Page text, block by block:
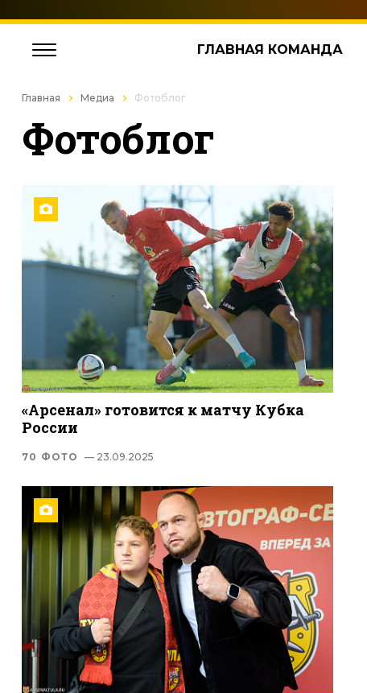
ГЛАВНАЯ КОМАНДА
Главная Медиа Фотоблог
Фотоблог
«Арсенал» готовится к матчу Кубка
России
70 ФОТО — 23.09.2025